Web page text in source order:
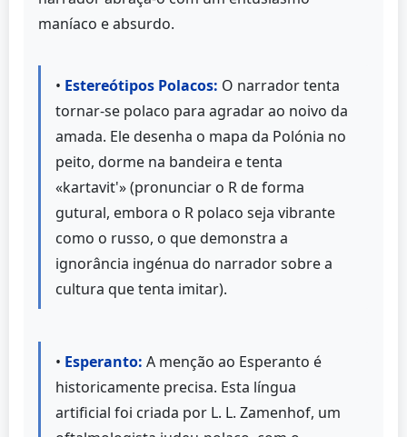
maníaco e absurdo.
• Estereótipos Polacos: O narrador tenta
tornar-se polaco para agradar ao noivo da
amada. Ele desenha o mapa da Polónia no
peito, dorme na bandeira e tenta
«kartavit'» (pronunciar o R de forma
gutural, embora o R polaco seja vibrante
como o russo, o que demonstra a
ignorância ingénua do narrador sobre a
cultura que tenta imitar).
• Esperanto: A menção ao Esperanto é
historicamente precisa. Esta língua
artificial foi criada por L. L. Zamenhof, um